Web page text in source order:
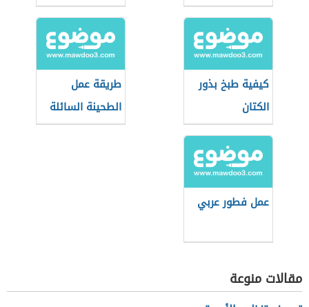
كيفية طبخ بذور
الكتان
طريقة عمل
الطحينة السائلة
للفلافل
عمل فطور عربي
مقالات منوعة